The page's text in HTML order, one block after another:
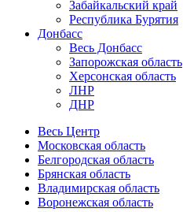
Забайкальский край
Республика Бурятия
Донбасс
Весь Донбасс
Запорожская область
Херсонская область
ЛНР
ДНР
Весь Центр
Московская область
Белгородская область
Брянская область
Владимирская область
Воронежская область